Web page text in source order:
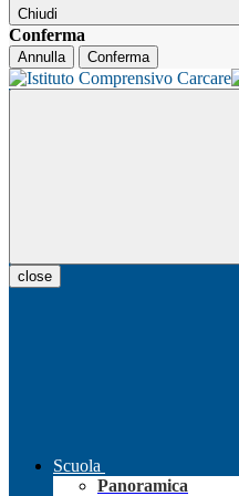
Chiudi
Conferma
Annulla Conferma
close
Scuola
Panoramica